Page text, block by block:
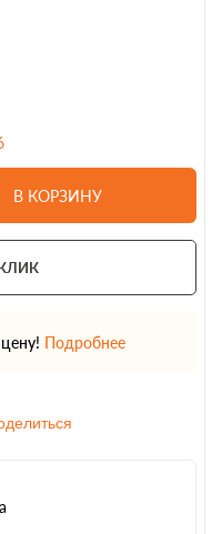
В КОРЗИНУ
Подробнее